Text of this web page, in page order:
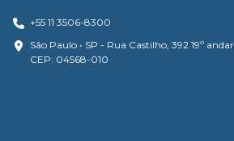
+55 11 3506-8300
São Paulo • SP - Rua Castilho, 392 19º
CEP: 04568-010